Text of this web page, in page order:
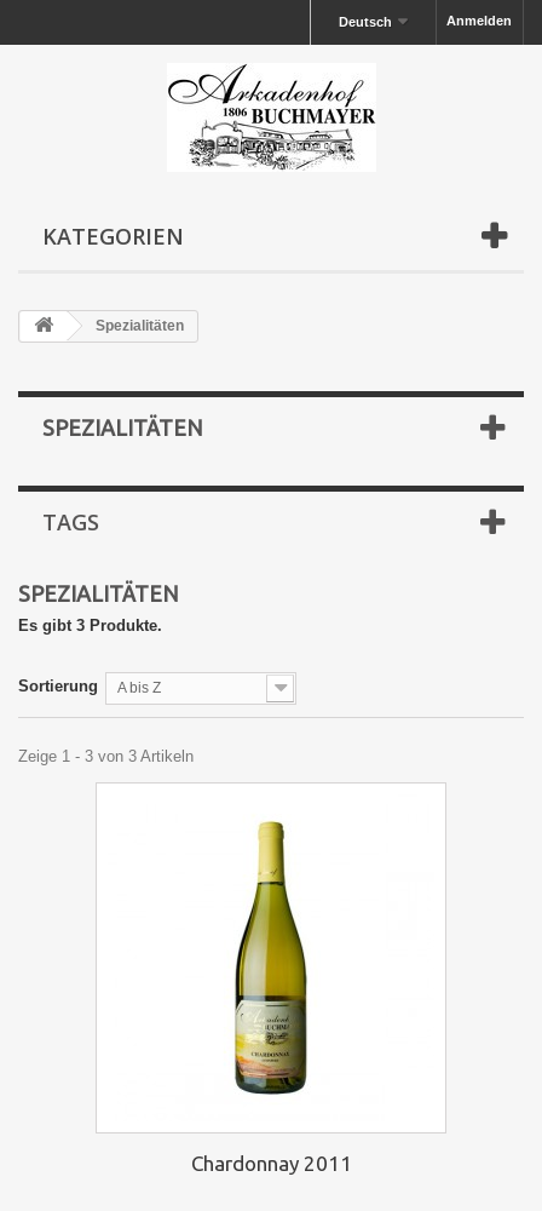
Anmelden
Deutsch
KATEGORIEN
Spezialitäten
SPEZIALITÄTEN
TAGS
SPEZIALITÄTEN
Es gibt 3 Produkte.
Sortierung A bis Z
Zeige 1 - 3 von 3 Artikeln
Chardonnay 2011